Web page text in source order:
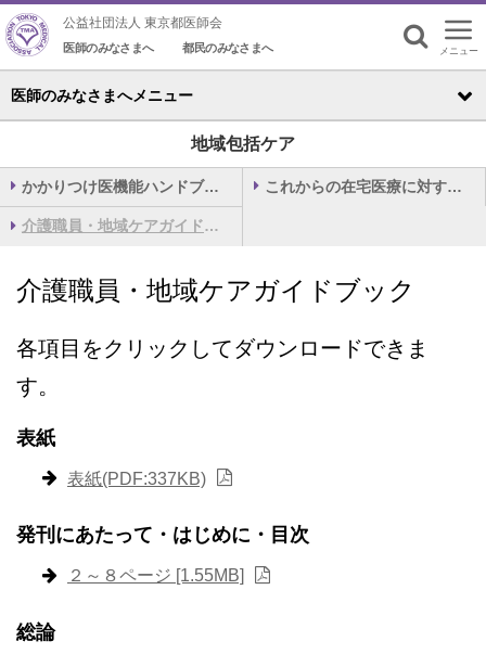
公益社団法人 東京都医師会
医師のみなさまへ 都民のみなさまへ メニュー
検索
医師のみなさまへメニュー
地域包括ケア
かかりつけ医機能ハンドブック2009 これからの在宅医療に対する新たなアプローチ
介護職員・地域ケアガイドブック
介護職員・地域ケアガイドブック
各項目をクリックしてダウンロードできま
す。
表紙
表紙(PDF:337KB)
発刊にあたって・はじめに・目次
２～８ページ [1.55MB]
総論